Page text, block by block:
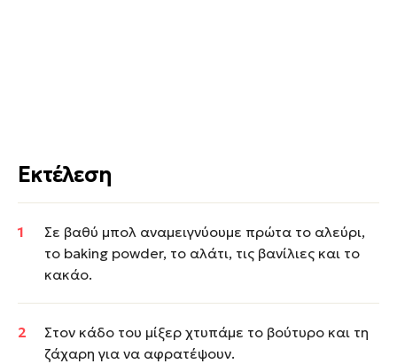
Εκτέλεση
Σε βαθύ μπολ αναμειγνύουμε πρώτα το αλεύρι,
το baking powder, το αλάτι, τις βανίλιες και το
κακάο.
Στον κάδο του μίξερ χτυπάμε το βούτυρο και τη
ζάχαρη για να αφρατέψουν.